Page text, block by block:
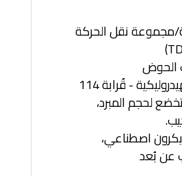
مجموعة نقل الحركة
الحوض
سعة التعبئة الهيدروليكية - قُرابة 114
تخضع لحجم المبرد،
- 6 ميكرون اصطناعي،
عن بُعد